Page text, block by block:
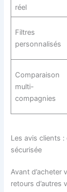
réel
Filtres
personnalisés
Comparaison
multi-
compagnies
Les avis clients
sécurisée
Avant d’acheter
retours d’autres